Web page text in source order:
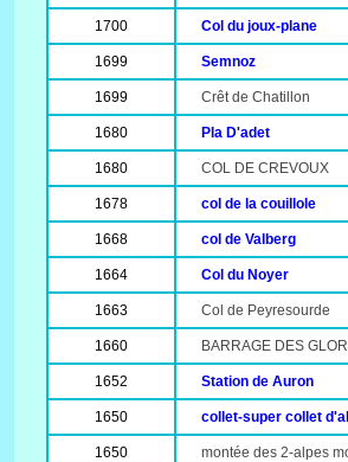
1700 Col du joux-plane
1699 Semnoz
1699 Crêt de Chatillon
1680 Pla D'adet
1680 COL DE CREVOUX
1678 col de la couillole
1668 col de Valberg
1664 Col du Noyer
1663 Col de Peyresourde
1660 BARRAGE DES
1652 Station de Auron
1650 collet-super collet
1650 montée des 2-alpes